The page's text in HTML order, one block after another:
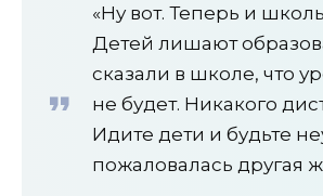
«Ну вот. Теперь и
Детей лишают
сказали в школе, что
не будет. Никакого
Идите дети и будьте
пожаловалась другая